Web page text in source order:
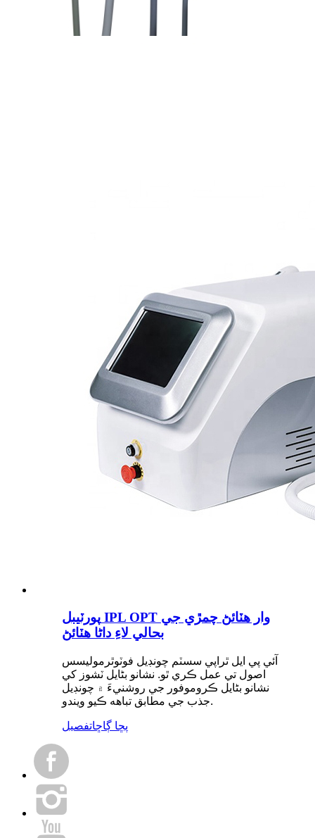
پورٽيبل IPL OPT وار هٽائڻ چمڙي جي
بحالي لاءِ داڻا هٽائڻ
آئي پي ايل ٿراپي سسٽم چونڊيل فوٽوٿرموليسس
اصول تي عمل ڪري ٿو. نشانو بڻايل ٽشوز کي
نشانو بڻايل ڪروموفور جي روشنيءَ ۾ چونڊيل
جذب جي مطابق تباهه ڪيو ويندو.
پڇا ڳاڇاتفصيل